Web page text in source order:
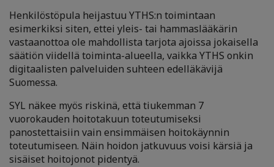
Henkilöstöpula heijastuu YTHS:n toimintaan
esimerkiksi siten, ettei yleis- tai hammaslääkärin
vastaanottoa ole mahdollista tarjota ajoissa jokaisella
säätiön viidellä toiminta-alueella, vaikka YTHS onkin
digitaalisten palveluiden suhteen edelläkävijä
Suomessa.
SYL näkee myös riskinä, että tiukemman 7
vuorokauden hoitotakuun toteutumiseksi
panostettaisiin vain ensimmäisen hoitokäynnin
toteutumiseen. Näin hoidon jatkuvuus voisi kärsiä ja
sisäiset hoitojonot pidentyä.